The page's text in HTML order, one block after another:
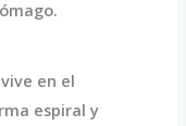
en el
espiral y